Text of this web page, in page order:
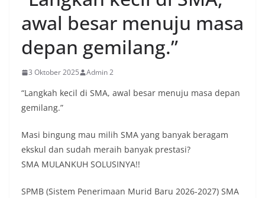
awal besar menuju masa
depan gemilang.”
3 Oktober 2025 Admin 2
“Langkah kecil di SMA, awal besar menuju masa depan
gemilang.”
Masi bingung mau milih SMA yang banyak beragam
ekskul dan sudah meraih banyak prestasi?
SMA MULANKUH SOLUSINYA!!
SPMB (Sistem Penerimaan Murid Baru 2026-2027) SMA